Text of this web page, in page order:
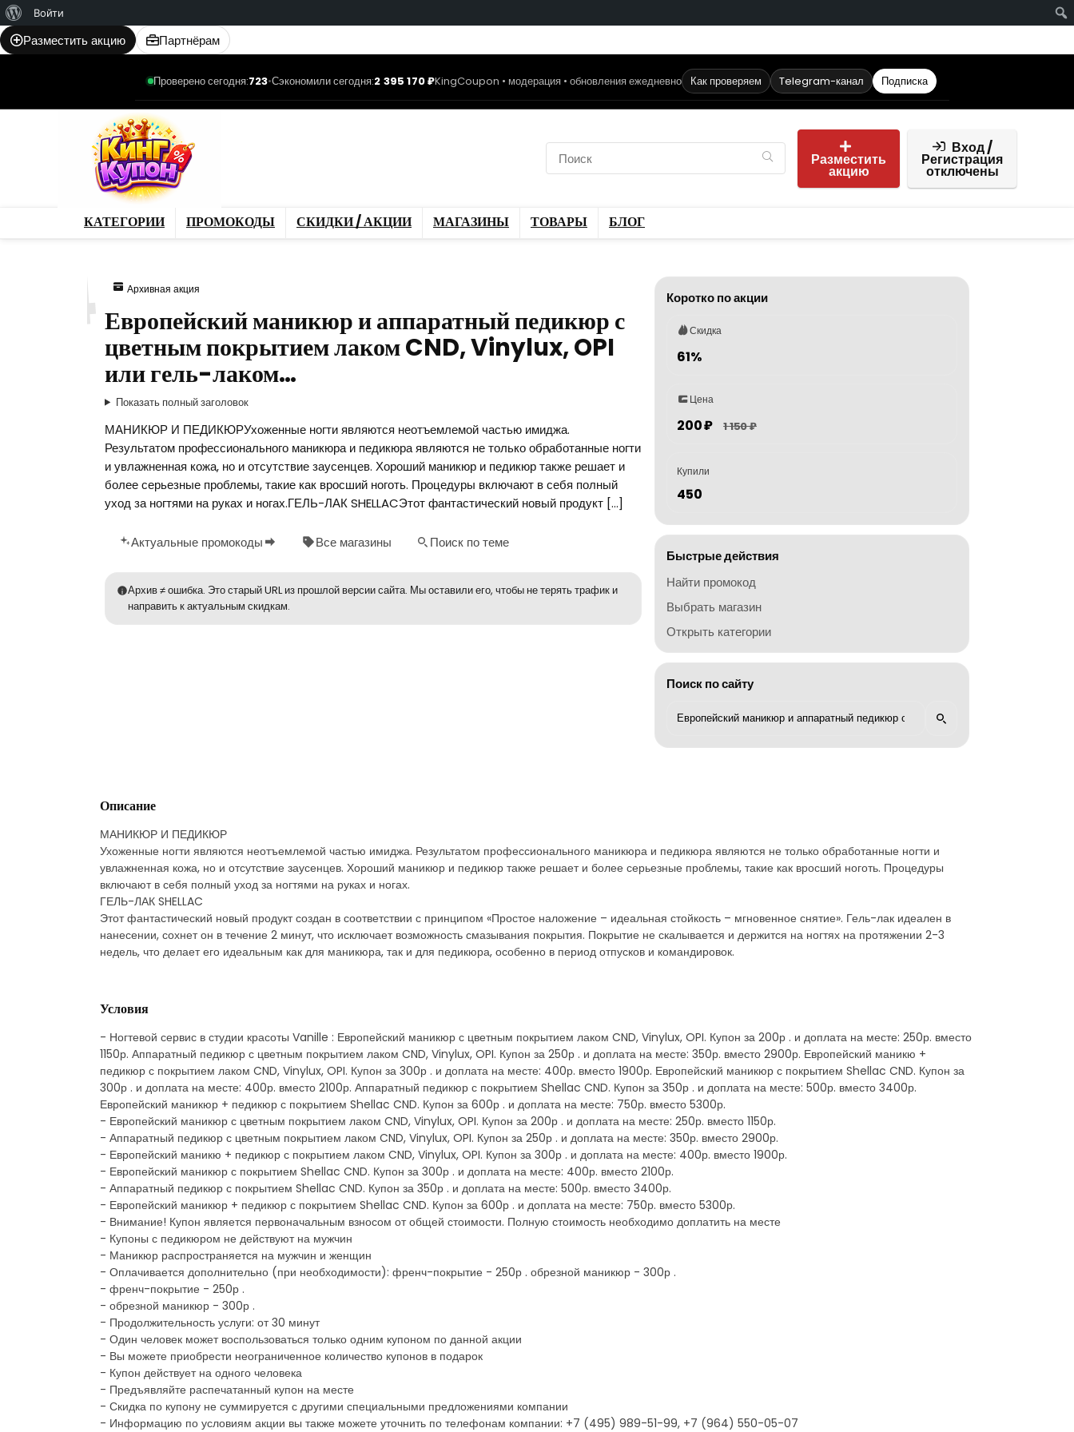
WordPress
Войти
Разместить акцию Партнёрам
Проверено сегодня:723•Сэкономили сегодня:2 395 170 ₽KingCoupon • модерация • обновления ежедневно Как проверяем Telegram-канал Подписка
Разместить
акцию
Вход /
Регистрация
отключены
КАТЕГОРИИ ПРОМОКОДЫ СКИДКИ / АКЦИИ МАГАЗИНЫ ТОВАРЫ БЛОГ
Архивная акция
Европейский маникюр и аппаратный педикюр с
цветным покрытием лаком CND, Vinylux, OPI
или гель-лаком…
Показать полный заголовок
МАНИКЮР И ПЕДИКЮРУхоженные ногти являются неотъемлемой частью имиджа.
Результатом профессионального маникюра и педикюра являются не только обработанные ногти
и увлажненная кожа, но и отсутствие заусенцев. Хороший маникюр и педикюр также решает и
более серьезные проблемы, такие как вросший ноготь. Процедуры включают в себя полный
уход за ногтями на руках и ногах.ГЕЛЬ-ЛАК SHELLACЭтот фантастический новый продукт […]
Актуальные промокоды Все магазины Поиск по теме
Архив ≠ ошибка. Это старый URL из прошлой версии сайта. Мы оставили его, чтобы не терять трафик и
направить к актуальным скидкам.
Коротко по акции
Скидка
61%
Цена
200 ₽ 1 150 ₽
Купили
450
Быстрые действия
Найти промокод
Выбрать магазин
Открыть категории
Поиск по сайту
Описание
МАНИКЮР И ПЕДИКЮР
Ухоженные ногти являются неотъемлемой частью имиджа. Результатом профессионального маникюра и педикюра являются не только обработанные ногти и
увлажненная кожа, но и отсутствие заусенцев. Хороший маникюр и педикюр также решает и более серьезные проблемы, такие как вросший ноготь. Процедуры
включают в себя полный уход за ногтями на руках и ногах.
ГЕЛЬ-ЛАК SHELLAC
Этот фантастический новый продукт создан в соответствии с принципом «Простое наложение – идеальная стойкость – мгновенное снятие». Гель-лак идеален в
нанесении, сохнет он в течение 2 минут, что исключает возможность смазывания покрытия. Покрытие не скалывается и держится на ногтях на протяжении 2-3
недель, что делает его идеальным как для маникюра, так и для педикюра, особенно в период отпусков и командировок.
Условия
- Ногтевой сервис в студии красоты Vanille : Европейский маникюр с цветным покрытием лаком CND, Vinylux, OPI. Купон за 200р . и доплата на месте: 250р. вместо
1150р. Аппаратный педикюр с цветным покрытием лаком CND, Vinylux, OPI. Купон за 250р . и доплата на месте: 350р. вместо 2900р. Европейский маникю +
педикюр с покрытием лаком CND, Vinylux, OPI. Купон за 300р . и доплата на месте: 400р. вместо 1900р. Европейский маникюр с покрытием Shellac CND. Купон за
300р . и доплата на месте: 400р. вместо 2100р. Аппаратный педикюр с покрытием Shellac CND. Купон за 350р . и доплата на месте: 500р. вместо 3400р.
Европейский маникюр + педикюр с покрытием Shellac CND. Купон за 600р . и доплата на месте: 750р. вместо 5300р.
- Европейский маникюр с цветным покрытием лаком CND, Vinylux, OPI. Купон за 200р . и доплата на месте: 250р. вместо 1150р.
- Аппаратный педикюр с цветным покрытием лаком CND, Vinylux, OPI. Купон за 250р . и доплата на месте: 350р. вместо 2900р.
- Европейский маникю + педикюр с покрытием лаком CND, Vinylux, OPI. Купон за 300р . и доплата на месте: 400р. вместо 1900р.
- Европейский маникюр с покрытием Shellac CND. Купон за 300р . и доплата на месте: 400р. вместо 2100р.
- Аппаратный педикюр с покрытием Shellac CND. Купон за 350р . и доплата на месте: 500р. вместо 3400р.
- Европейский маникюр + педикюр с покрытием Shellac CND. Купон за 600р . и доплата на месте: 750р. вместо 5300р.
- Внимание! Купон является первоначальным взносом от общей стоимости. Полную стоимость необходимо доплатить на месте
- Купоны с педикюром не действуют на мужчин
- Маникюр распространяется на мужчин и женщин
- Оплачивается дополнительно (при необходимости): френч-покрытие - 250р . обрезной маникюр - 300р .
- френч-покрытие - 250р .
- обрезной маникюр - 300р .
- Продолжительность услуги: от 30 минут
- Один человек может воспользоваться только одним купоном по данной акции
- Вы можете приобрести неограниченное количество купонов в подарок
- Купон действует на одного человека
- Предъявляйте распечатанный купон на месте
- Скидка по купону не суммируется с другими специальными предложениями компании
- Информацию по условиям акции вы также можете уточнить по телефонам компании: +7 (495) 989-51-99, +7 (964) 550-05-07